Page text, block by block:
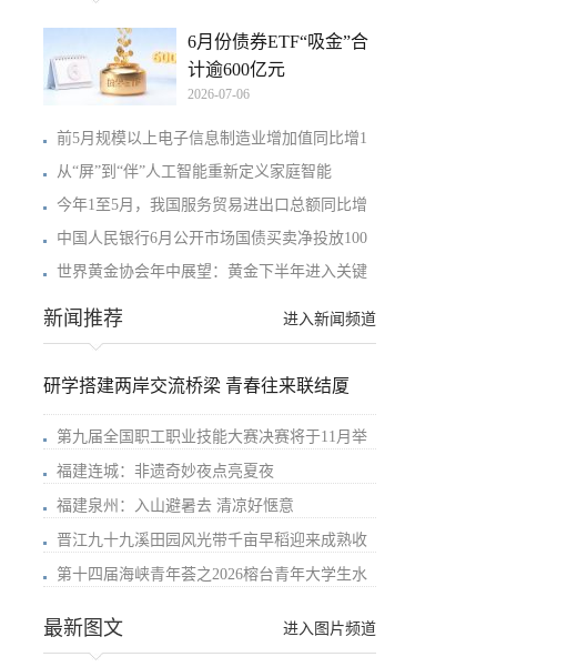
6月份债券ETF“吸金”合
计逾600亿元
2026-07-06
前5月规模以上电子信息制造业增加值同比增1
从“屏”到“伴”人工智能重新定义家庭智能
今年1至5月，我国服务贸易进出口总额同比增
中国人民银行6月公开市场国债买卖净投放100
世界黄金协会年中展望：黄金下半年进入关键
进入新闻频道
新闻推荐
研学搭建两岸交流桥梁 青春往来联结厦
第九届全国职工职业技能大赛决赛将于11月举
福建连城：非遗奇妙夜点亮夏夜
福建泉州：入山避暑去 清凉好惬意
晋江九十九溪田园风光带千亩早稻迎来成熟收
第十四届海峡青年荟之2026榕台青年大学生水
进入图片频道
最新图文